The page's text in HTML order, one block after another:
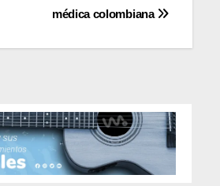
médica colombiana